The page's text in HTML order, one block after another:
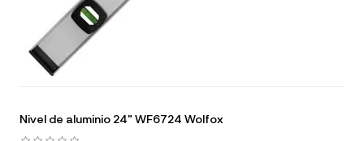
Nivel de aluminio 24" WF6724 Wolfox